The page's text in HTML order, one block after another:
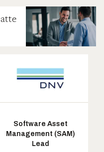
Software Asset
Management (SAM)
Lead